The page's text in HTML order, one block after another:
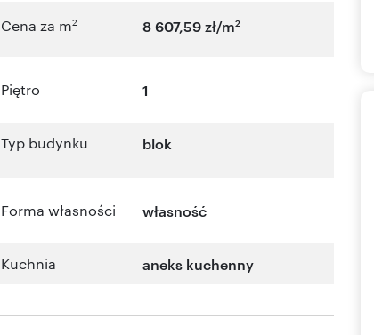
Cena za m2 8 607,59 zł/m2
Piętro 1
Typ budynku blok
Forma własności własność
Kuchnia aneks kuchenny